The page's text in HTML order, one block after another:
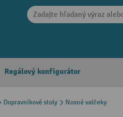
Regálový konfigurátor
Dopravníkové stoly Nosné valčeky